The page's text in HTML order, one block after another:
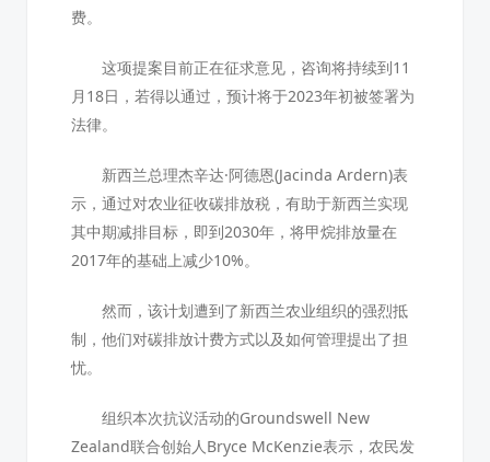
费。
这项提案目前正在征求意见，咨询将持续到11
月18日，若得以通过，预计将于2023年初被签署为
法律。
新西兰总理杰辛达·阿德恩(Jacinda Ardern)表
示，通过对农业征收碳排放税，有助于新西兰实现
其中期减排目标，即到2030年，将甲烷排放量在
2017年的基础上减少10%。
然而，该计划遭到了新西兰农业组织的强烈抵
制，他们对碳排放计费方式以及如何管理提出了担
忧。
组织本次抗议活动的Groundswell New
Zealand联合创始人Bryce McKenzie表示，农民发